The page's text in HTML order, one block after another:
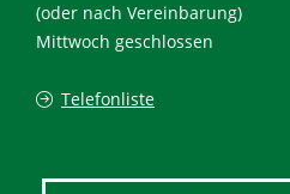
(oder nach Vereinbarung)
Mittwoch geschlossen
Telefonliste